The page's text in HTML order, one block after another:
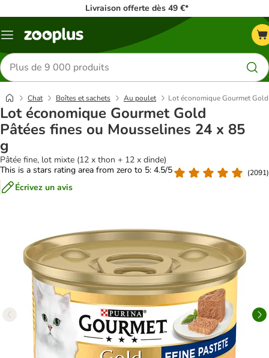
Livraison offerte dès 49 €*
Menu
Rechercher
des
produits
Chat Boîtes et sachets Au poulet Lot économique Gourmet
Lot économique Gourmet Gold
Pâtées fines ou Mousselines 24 x 85
g
Pâtée fine, lot mixte (12 x thon + 12 x dinde)
This is a stars rating area from zero to 5: 4.5/5
(2091)
Écrivez un avis